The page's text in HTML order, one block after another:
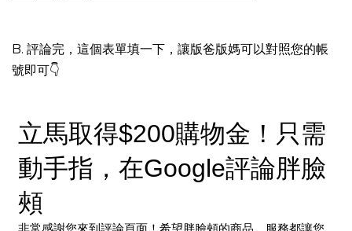
B. 評論完，這個表單填一下，讓版爸版媽可以對照您的帳
號即可👇